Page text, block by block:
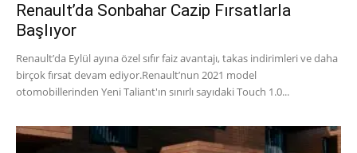
Renault’da Sonbahar Cazip Fırsatlarla
Başlıyor
Renault’da Eylül ayına özel sıfır faiz avantajı, takas indirimleri ve daha
birçok fırsat devam ediyor.Renault’nun 2021 model
otomobillerinden Yeni Taliant'ın sınırlı sayıdaki Touch 1.0...